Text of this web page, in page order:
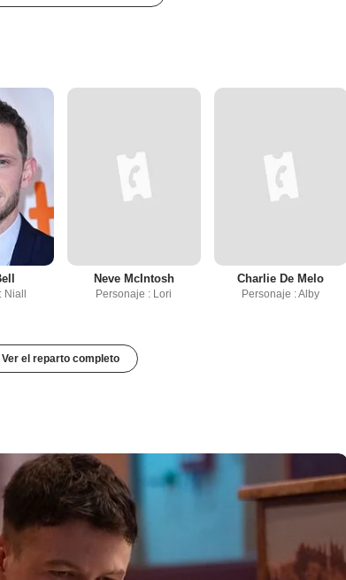
Neve McIntosh
Personaje : Lori
Charlie De Melo
Personaje : Alby
Ver el reparto completo